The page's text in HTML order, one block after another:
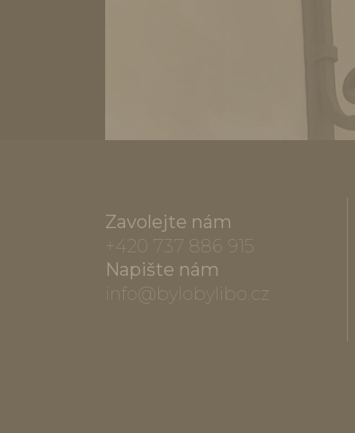
Zavolejte nám
+420 737 886 915
Napište nám
info@bylobylibo.cz